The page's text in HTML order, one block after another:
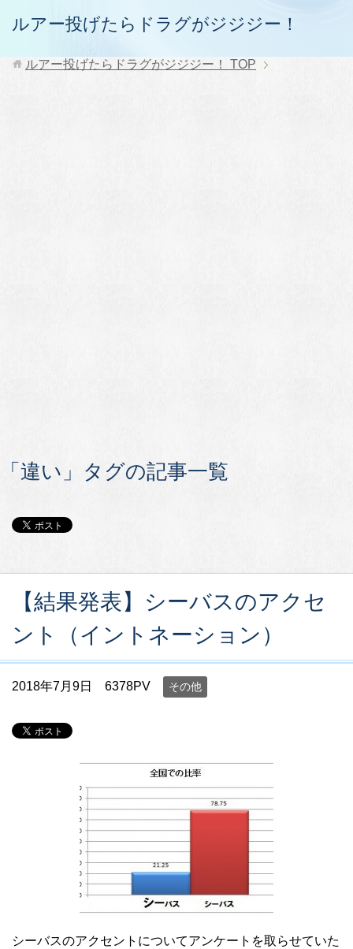
ルアー投げたらドラグがジジジー！
ルアー投げたらドラグがジジジー！ TOP
「違い」タグの記事一覧
【結果発表】シーバスのアクセ
ント（イントネーション）
2018年7月9日 6378PV その他
シーバスのアクセントについてアンケートを取らせていた